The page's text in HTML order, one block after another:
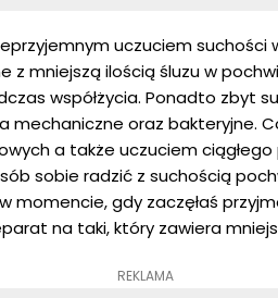
uczuciem suchości
z mniejszą ilością śluzu w
współżycia. Ponadto zbyt
mechaniczne oraz bakteryjne.
a także uczuciem ciągłego
sobie radzić z suchością
momencie, gdy zaczęłaś
na taki, który zawiera
REKLAMA